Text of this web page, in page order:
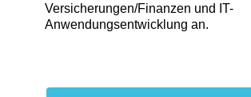
Versicherungen/Finanzen und IT-
Anwendungsentwicklung an.